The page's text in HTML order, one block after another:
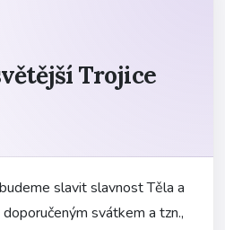
Trojice
slavit slavnost Těla a
svátkem a tzn.,